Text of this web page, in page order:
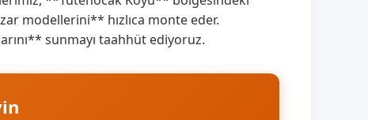
modellerini** hızlıca monte eder.
sunmayı taahhüt ediyoruz.